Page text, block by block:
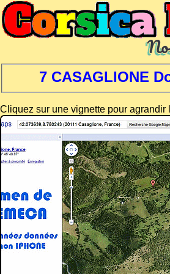
7 CASAGLIONE
Cliquez sur une vignette pour agrandir